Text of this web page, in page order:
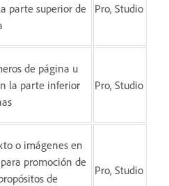
parte superior de
Pro, Studio
de página u
la parte inferior
Pro, Studio
o imágenes en
promoción de
de
Pro, Studio